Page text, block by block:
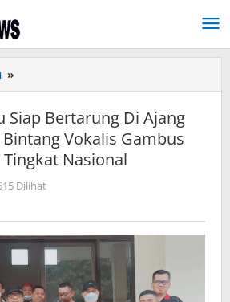
»
Maluku
Siap
Bertarung
Di
Ajang
Festifal
Vokalis
Gambus
Religi
Siap Bertarung Di Ajang
Vokalis Gambus
Nasional
Dilihat